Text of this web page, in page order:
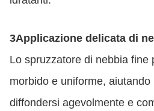
3Applicazione delicata di
Lo spruzzatore di nebbia fine
morbido e uniforme,
diffondersi agevolmente e